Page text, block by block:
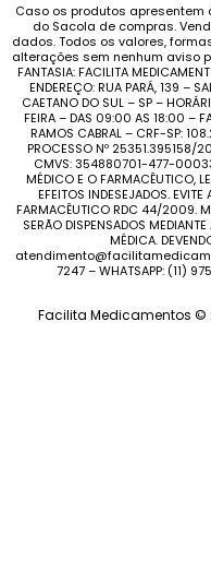
Caso os produtos apresentem
do Sacola de compras.
dados. Todos os valores,
alterações sem nenhum aviso
FANTASIA: FACILITA
ENDEREÇO: RUA PARÁ, 139 –
CAETANO DO SUL – SP –
FEIRA – DAS 09:00 AS 18:00 –
RAMOS CABRAL – CRF-SP:
PROCESSO Nº 25351.395158/
CMVS: 354880701-477-
MÉDICO E O FARMACÊUTICO,
EFEITOS INDESEJADOS.
FARMACÊUTICO RDC 44/2009.
SERÃO DISPENSADOS
MÉDICA.
7247 – WHATSAPP: (11)
Facilita Medicamentos ©